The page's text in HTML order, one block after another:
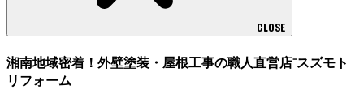
CLOSE
湘南地域密着！外壁塗装・屋根工事の職人直営店⁻スズモト
リフォーム